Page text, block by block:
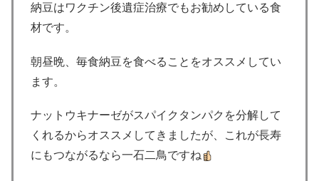
納豆はワクチン後遺症治療でもお勧めしている食
材です。
朝昼晩、毎食納豆を食べることをオススメしてい
ます。
ナットウキナーゼがスパイクタンパクを分解して
くれるからオススメしてきましたが、これが長寿
にもつながるなら一石二鳥ですね